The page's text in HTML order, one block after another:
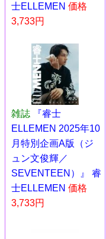
士ELLEMEN 価格
3,733円
雑誌
『睿士
ELLEMEN 2025年10
月特別企画A版（ジ
ュン文俊輝／
SEVENTEEN）』 睿
士ELLEMEN 価格
3,733円